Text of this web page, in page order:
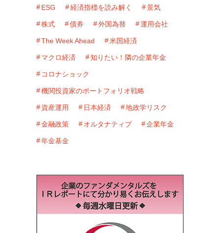
ESG 経済指標を読み解く 景気
株式 債券 外国為替 運用会社
The Week Ahead 米国経済
マクロ経済 知りたい！隣の企業年金
コロナショック
機関投資家のポートフォリオ戦略
資産運用 日本経済 地政学リスク
金融政策 オルタナティブ 企業年金
年金基金